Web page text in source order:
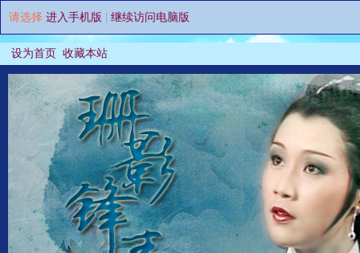
请选择 进入手机版 继续访问电脑版
设为首页 收藏本站